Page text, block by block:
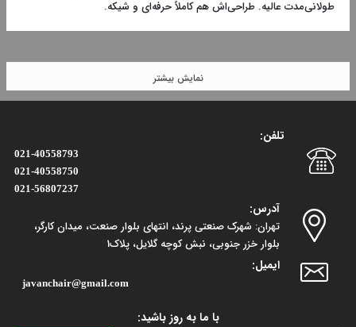
طولانی‌مدت عالیه. طراحی‌اش هم کاملاً حرفه‌ای و شیکه.
نمایش بیشتر
تلفن:
021-40558793
021-40558750
021-56807237
آدرس:
تهران: شهرک صنعتی پرند، انتهای بلوار صنعت، میدان کارگر،
بلوار خزر جنوبی، نبش کوچه گلایل، پلاک1
ایمیل:
javanchair@gmail.com
با ما به روز باشید: